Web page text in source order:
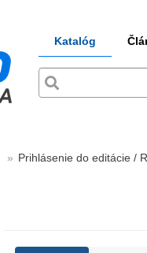
Katalóg
Prihlásenie do editácie /